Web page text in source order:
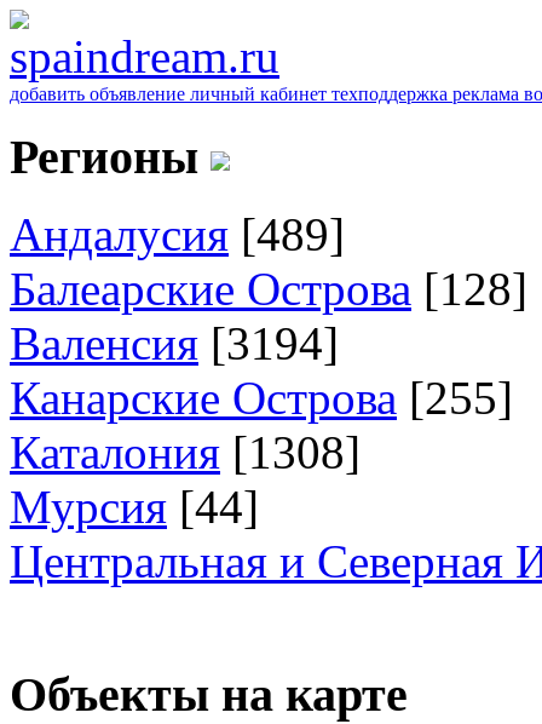
добавить объявление личный кабинет техподдержка реклама
Регионы
Андалусия [489]
Балеарские Острова [128]
Валенсия [3194]
Канарские Острова [255]
Каталония [1308]
Мурсия [44]
Центральная и Северная
Объекты на карте